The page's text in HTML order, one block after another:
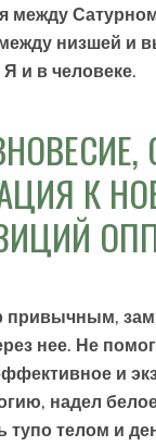
между
низшей и
и в человеке.
К
нее. Не
и
надел
телом и